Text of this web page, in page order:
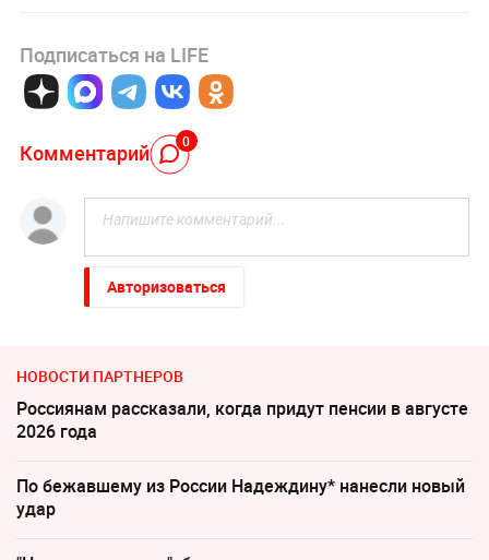
Подписаться на LIFE
Комментарий 0
Авторизоваться
НОВОСТИ ПАРТНЕРОВ
Россиянам рассказали, когда придут пенсии в августе
2026 года
По бежавшему из России Надеждину* нанесли новый
удар